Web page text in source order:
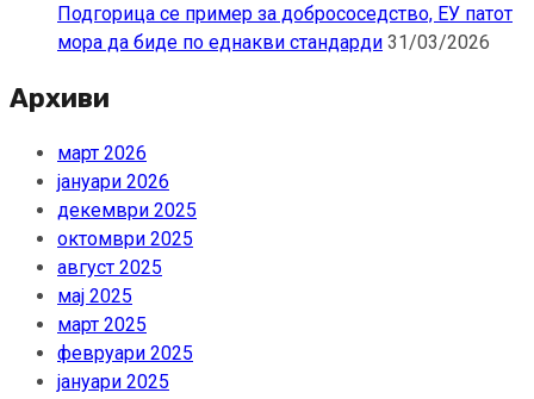
Подгорица се пример за добрососедство, ЕУ патот
мора да биде по еднакви стандарди 31/03/2026
Архиви
март 2026
јануари 2026
декември 2025
октомври 2025
август 2025
мај 2025
март 2025
февруари 2025
јануари 2025